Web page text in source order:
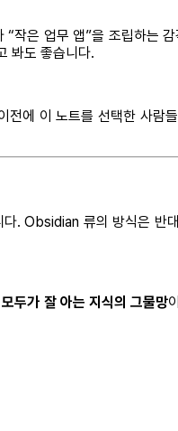
작은 업무 앱”을 조립하는
봐도 좋습니다.
에 이 노트를 선택한 사람
. Obsidian 류의 방식은
두가 잘 아는 지식의 그물망